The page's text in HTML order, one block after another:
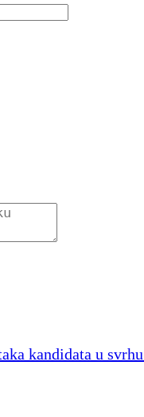
kandidata u